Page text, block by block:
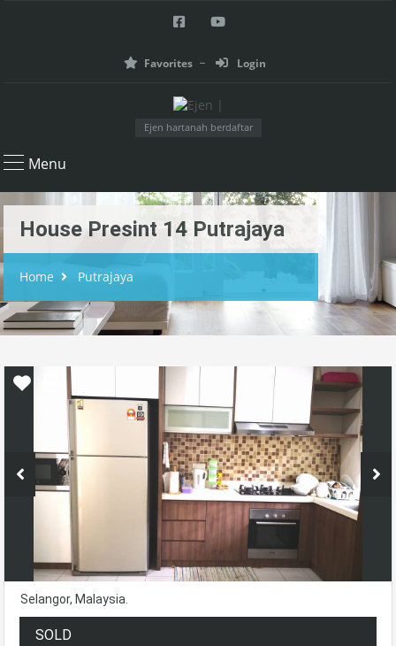
Favorites Login
Ejen hartanah berdaftar
Menu
House Presint 14 Putrajaya
Home Putrajaya
Selangor, Malaysia.
SOLD